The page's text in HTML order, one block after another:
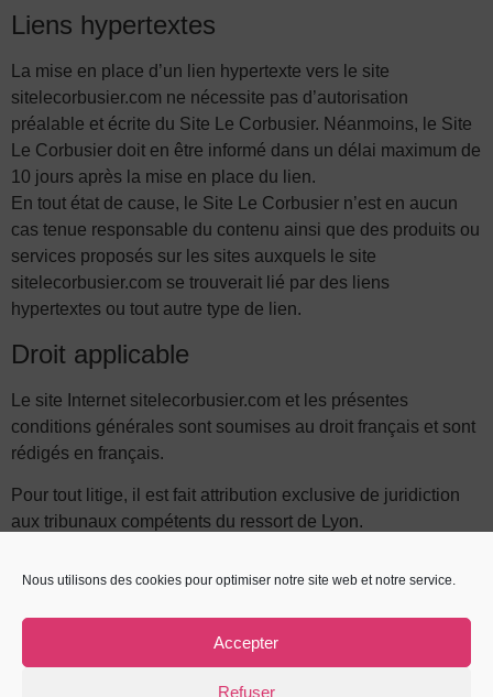
Nous utilisons des cookies pour optimiser notre site web et notre service.
Accepter
Refuser
Liens hypertextes
La mise en place d’un lien hypertexte vers le site
sitelecorbusier.com ne nécessite pas d’autorisation
préalable et écrite du Site Le Corbusier. Néanmoins, le Site
Le Corbusier doit en être informé dans un délai maximum de
10 jours après la mise en place du lien.
En tout état de cause, le Site Le Corbusier n’est en aucun
cas tenue responsable du contenu ainsi que des produits ou
services proposés sur les sites auxquels le site
sitelecorbusier.com se trouverait lié par des liens
hypertextes ou tout autre type de lien.
Droit applicable
Le site Internet sitelecorbusier.com et les présentes
conditions générales sont soumises au droit français et sont
rédigés en français.
Pour tout litige, il est fait attribution exclusive de juridiction
aux tribunaux compétents du ressort de Lyon.
présentes mentions à tout moment. L’utilisateur s’engage à
la consulter régulièrement.
Limitation de responsabilité